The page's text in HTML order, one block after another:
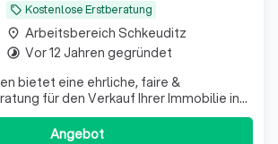
local_offer Kostenlose Erstberatung
bietet eine ehrliche, faire &
für den Verkauf Ihrer Immobilie in
unseren Kunden erstellen wir
für die Vermarktung.
Angebot
place Arbeitsbereich Schkeuditz
timelapse Vor 12 Jahren gegründet